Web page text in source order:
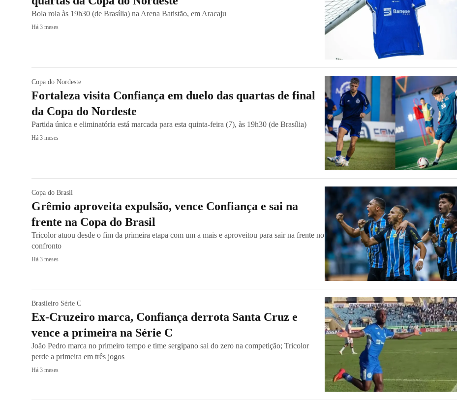
Bola rola às 19h30 (de Brasília) na Arena Batistão, em Aracaju
Há 3 meses
Copa do Nordeste
Fortaleza visita Confiança em duelo das quartas de final
da Copa do Nordeste
Partida única e eliminatória está marcada para esta quinta-feira (7), às 19h30 (de Brasília)
Há 3 meses
Copa do Brasil
Grêmio aproveita expulsão, vence Confiança e sai na
frente na Copa do Brasil
Tricolor atuou desde o fim da primeira etapa com um a mais e aproveitou para sair na frente no
confronto
Há 3 meses
Brasileiro Série C
Ex-Cruzeiro marca, Confiança derrota Santa Cruz e
vence a primeira na Série C
João Pedro marca no primeiro tempo e time sergipano sai do zero na competição; Tricolor
perde a primeira em três jogos
Há 3 meses